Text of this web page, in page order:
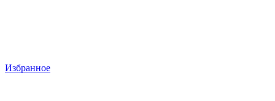
Избранное